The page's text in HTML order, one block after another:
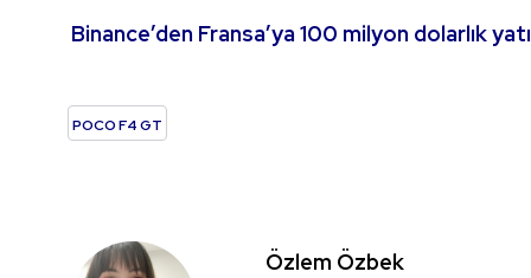
Binance’den Fransa’ya 100 milyon dolarlık
POCO F4 GT
Özlem Özbek